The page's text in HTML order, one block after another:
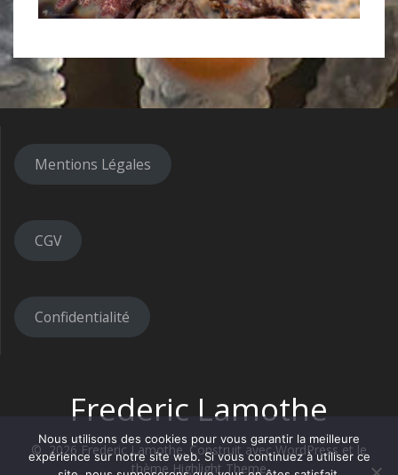
Mentions Légales
CGV
Confidentialité
Frederic Lamothe
© 2026 Frederic Lamothe. Construit avec WordPress et le
thèmeHighlight Theme
Nous utilisons des cookies pour vous garantir la meilleure
expérience sur notre site web. Si vous continuez à utiliser ce